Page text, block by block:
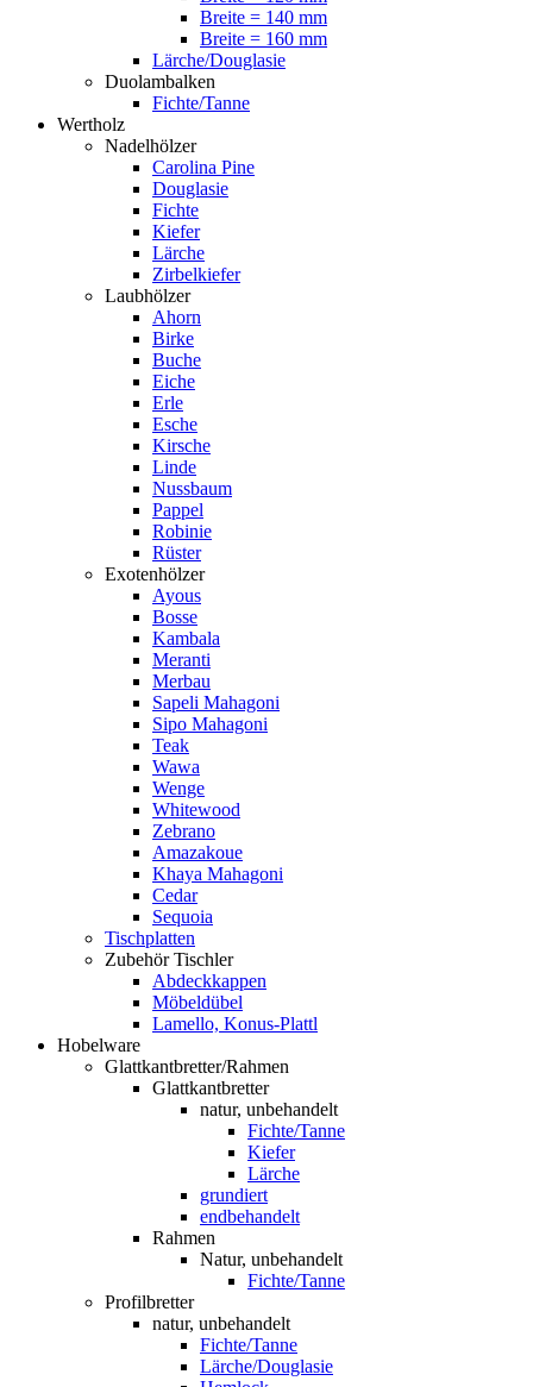
Breite = 140 mm
Breite = 160 mm
Lärche/Douglasie
Duolambalken
Fichte/Tanne
Wertholz
Nadelhölzer
Carolina Pine
Douglasie
Fichte
Kiefer
Lärche
Zirbelkiefer
Laubhölzer
Ahorn
Birke
Buche
Eiche
Erle
Esche
Kirsche
Linde
Nussbaum
Pappel
Robinie
Rüster
Exotenhölzer
Ayous
Bosse
Kambala
Meranti
Merbau
Sapeli Mahagoni
Sipo Mahagoni
Teak
Wawa
Wenge
Whitewood
Zebrano
Amazakoue
Khaya Mahagoni
Cedar
Sequoia
Tischplatten
Zubehör Tischler
Abdeckkappen
Möbeldübel
Lamello, Konus-Plattl
Hobelware
Glattkantbretter/Rahmen
Glattkantbretter
natur, unbehandelt
Fichte/Tanne
Kiefer
Lärche
grundiert
endbehandelt
Rahmen
Natur, unbehandelt
Fichte/Tanne
Profilbretter
natur, unbehandelt
Fichte/Tanne
Lärche/Douglasie